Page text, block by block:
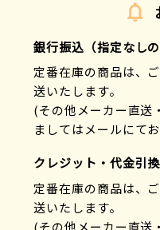
銀行振込（指定なしの
定番在庫の商品は、
送いたします。
(その他メーカー直送
ましてはメールにて
クレジット・代金引換
定番在庫の商品は、
送いたします。
(その他メーカー直送